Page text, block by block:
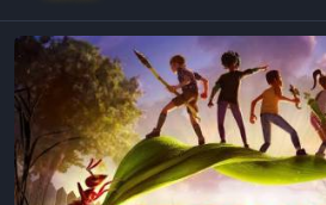
Trainer Grounded (STEAM) {MRANTIFUN}